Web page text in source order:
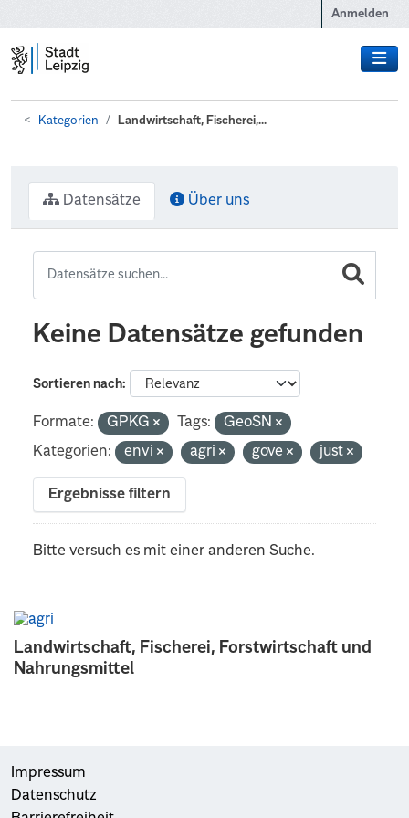
Anmelden
Kategorien Landwirtschaft, Fischerei,...
Landwirtschaft, Fischerei, Forstwirtschaft und
Nahrungsmittel
Datensätze Über uns
Keine Datensätze gefunden
Sortieren nach
Formate: GPKG Tags:
GeoSN
Kategorien:
envi agri gove just
Ergebnisse filtern
Bitte versuch es mit einer anderen Suche.
Impressum
Datenschutz